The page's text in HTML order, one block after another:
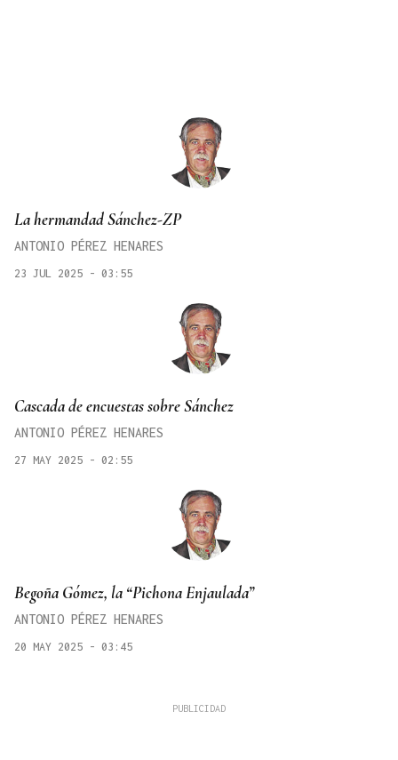
La hermandad Sánchez-ZP
ANTONIO PÉREZ HENARES
23 JUL 2025 - 03:55
Cascada de encuestas sobre Sánchez
ANTONIO PÉREZ HENARES
27 MAY 2025 - 02:55
Begoña Gómez, la “Pichona Enjaulada”
ANTONIO PÉREZ HENARES
20 MAY 2025 - 03:45